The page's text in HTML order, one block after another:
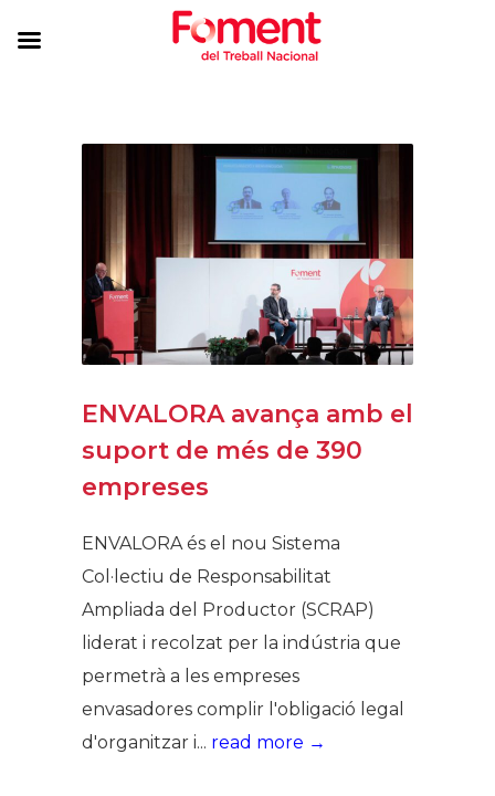
ENVALORA avança amb el
suport de més de 390
empreses
ENVALORA és el nou Sistema
Col·lectiu de Responsabilitat
Ampliada del Productor (SCRAP)
liderat i recolzat per la indústria que
permetrà a les empreses
envasadores complir l'obligació legal
d'organitzar i... read more →